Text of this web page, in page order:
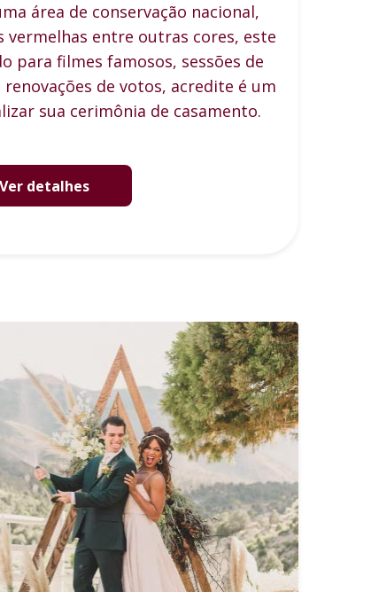
área de conservação nacional,
vermelhas entre outras cores, este
para filmes famosos, sessões de
de votos, acredite é um
sua cerimônia de casamento.
Ver detalhes